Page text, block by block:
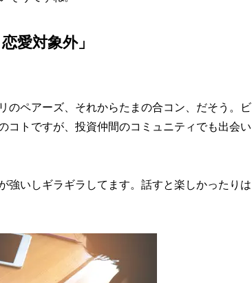
愛対象外」
ペアーズ、それからたまの合コン、だそう。ビ
コトですが、投資仲間のコミュニティでも出会い
強いしギラギラしてます。話すと楽しかったりは